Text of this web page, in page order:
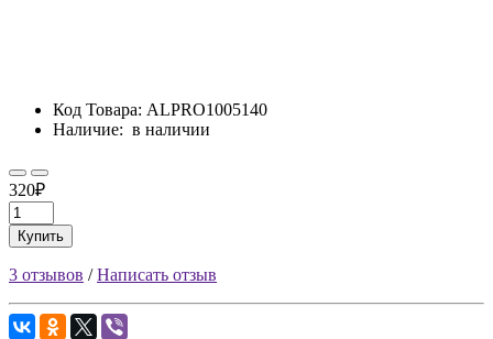
Код Товара: ALPRO1005140
Наличие: в наличии
320₽
Купить
3 отзывов /Написать отзыв